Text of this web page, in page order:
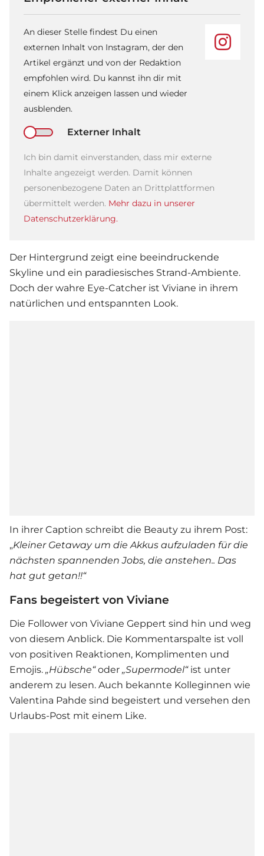
An dieser Stelle findest Du einen
externen Inhalt von Instagram, der den
Artikel ergänzt und von der Redaktion
empfohlen wird. Du kannst ihn dir mit
einem Klick anzeigen lassen und wieder
ausblenden.
Externer Inhalt
Ich bin damit einverstanden, dass mir externe
Inhalte angezeigt werden. Damit können
personenbezogene Daten an Drittplattformen
übermittelt werden. Mehr dazu in unserer
Datenschutzerklärung.
Der Hintergrund zeigt eine beeindruckende
Skyline und ein paradiesisches Strand-Ambiente.
Doch der wahre Eye-Catcher ist Viviane in ihrem
natürlichen und entspannten Look.
In ihrer Caption schreibt die Beauty zu ihrem Post:
„Kleiner Getaway um die Akkus aufzuladen für die
nächsten spannenden Jobs, die anstehen.. Das
hat gut getan!!“
Fans begeistert von Viviane
Die Follower von Viviane Geppert sind hin und weg
von diesem Anblick. Die Kommentarspalte ist voll
von positiven Reaktionen, Komplimenten und
Emojis. „Hübsche“oder „Supermodel“ist unter
anderem zu lesen. Auch bekannte Kolleginnen wie
Valentina Pahde sind begeistert und versehen den
Urlaubs-Post mit einem Like.